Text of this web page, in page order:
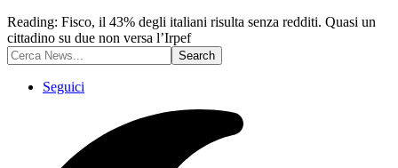
Reading: Fisco, il 43% degli italiani risulta senza redditi. Quasi un
cittadino su due non versa l’Irpef
Seguici